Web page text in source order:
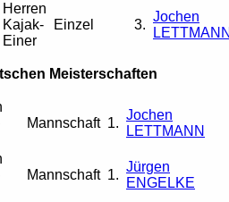
Herren
Kajak-
Einer
Einzel 3.
Jochen
Meisterschaften
Mannschaft 1.
Jochen
LETTMANN
Mannschaft 1.
Jürgen
ENGELKE